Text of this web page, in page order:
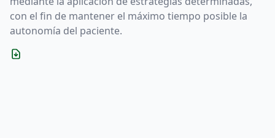
con el fin de mantener el máximo tiempo posible la
autonomía del paciente.
Descargar